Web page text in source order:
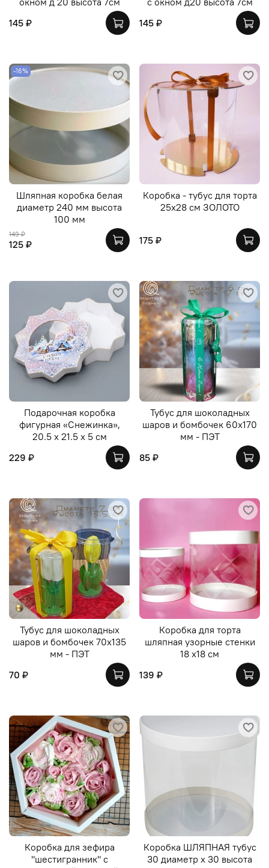
145 ₽
145 ₽
-16%
Шляпная коробка белая
диаметр 240 мм высота
100 мм
149 ₽
125 ₽
Коробка - тубус для торта
25х28 см ЗОЛОТО
175 ₽
Подарочная коробка
фигурная «Снежинка»,
20.5 х 21.5 х 5 см
229 ₽
Тубус для шоколадных
шаров и бомбочек 60х170
мм - ПЭТ
85 ₽
Тубус для шоколадных
шаров и бомбочек 70х135
мм - ПЭТ
70 ₽
Коробка для торта
шляпная узорные стенки
18 х18 см
139 ₽
Коробка для зефира
"шестигранник" с
Коробка ШЛЯПНАЯ тубус
30 диаметр х 30 высота